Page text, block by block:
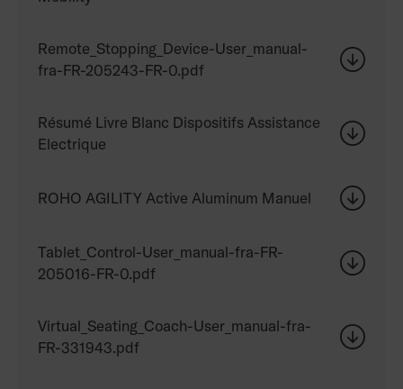
Remote_Stopping_Device-User_manual-
fra-FR-205243-FR-0.pdf
Résumé Livre Blanc Dispositifs Assistance
Electrique
ROHO AGILITY Active Aluminum Manuel
Tablet_Control-User_manual-fra-FR-
205016-FR-0.pdf
Virtual_Seating_Coach-User_manual-fra-
FR-331943.pdf